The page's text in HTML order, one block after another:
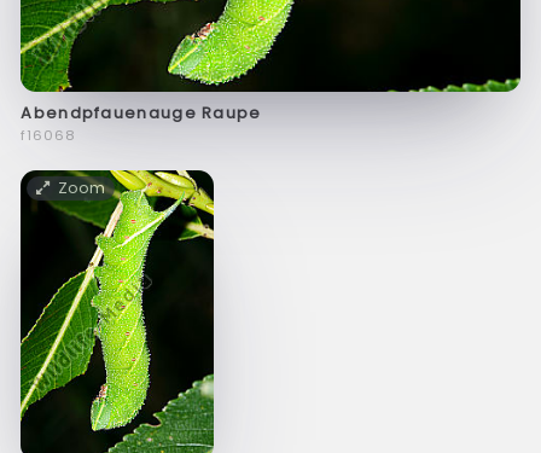
Abendpfauenauge Raupe
f16068
Zoom